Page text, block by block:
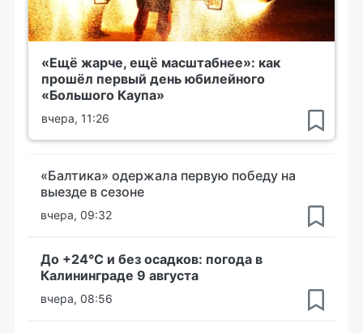
«Ещё жарче, ещё масштабнее»: как
прошёл первый день юбилейного
«Большого Каупа»
вчера, 11:26
«Балтика» одержала первую победу на
выезде в сезоне
вчера, 09:32
До +24°С и без осадков: погода в
Калининграде 9 августа
вчера, 08:56